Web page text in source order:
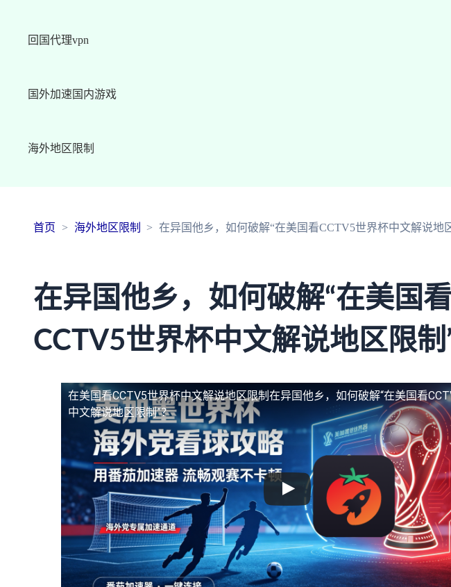
回国代理vpn
国外加速国内游戏
海外地区限制
首页 海外地区限制 在异国他乡，如何破解“在美国看CCTV5世界杯中文解说地
在异国他乡，如何破解“在美国
CCTV5世界杯中文解说地区限制”
在美国看CCTV5世界杯中文解说地区限制 在异国他乡，如何破解“在美国看
中文解说地区限制”？